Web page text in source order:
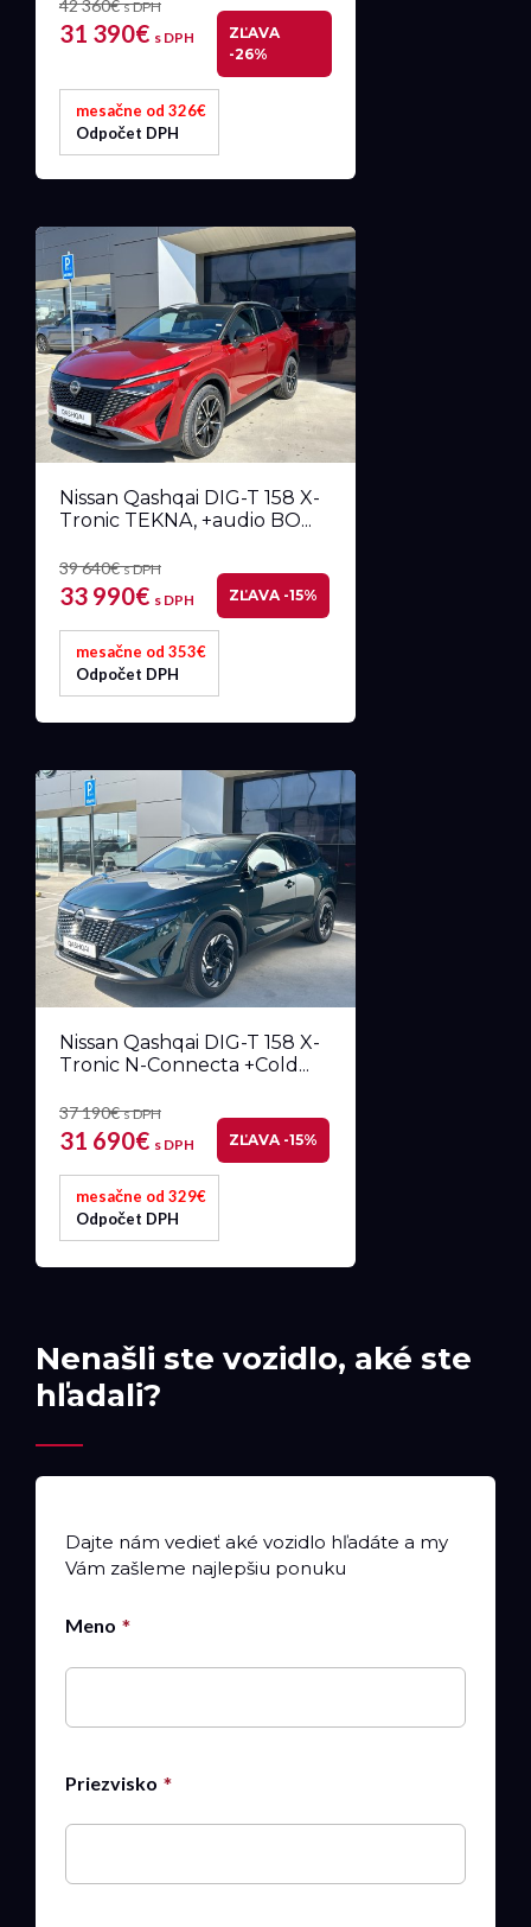
42 360€s DPH
31 390€ s DPH
ZĽAVA
-26%
mesačne od 326€
Odpočet DPH
Nissan Qashqai DIG-T 158 X-
Tronic TEKNA, +audio BO...
39 640€s DPH
33 990€ s DPH ZĽAVA -15%
mesačne od 353€
Odpočet DPH
Nissan Qashqai DIG-T 158 X-
Tronic N-Connecta +Cold...
37 190€s DPH
31 690€ s DPH ZĽAVA -15%
mesačne od 329€
Odpočet DPH
Nenašli ste vozidlo, aké ste
hľadali?
Dajte nám vedieť aké vozidlo hľadáte a my
Vám zašleme najlepšiu ponuku
Meno
Priezvisko